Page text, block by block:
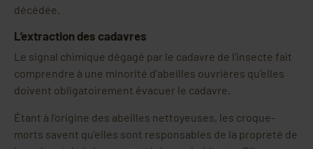
décédée.
L’extraction des cadavres
Le signal chimique dégagé par le cadavre de l’insecte fait
comprendre à une minorité d’abeilles ouvrières qu’elles
doivent obligatoirement évacuer le cadavre.
Étant à l’origine des abeilles nettoyeuses, les croque-
morts savent qu’elles sont responsables de la propreté de